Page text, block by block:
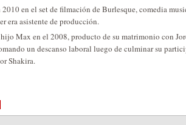
2010 en el set de filmación de Burlesque, comedia
era asistente de producción.
Max en el 2008, producto de su matrimonio con
un descanso laboral luego de culminar su
Shakira.